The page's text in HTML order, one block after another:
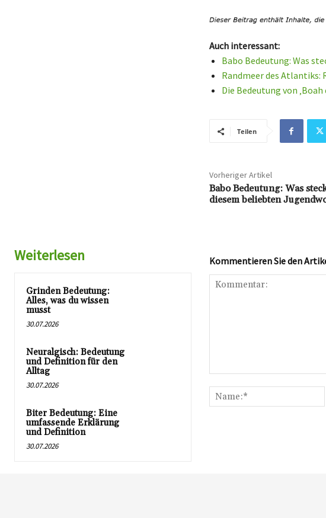
Auch interessant:
Babo Bedeutung: Was
Randmeer des Atlantiks:
Die Bedeutung von
Teilen
Vorheriger Artikel
Babo Bedeutung: Was
diesem beliebten
Weiterlesen
Grinden Bedeutung:
Alles, was du wissen
musst
30.07.2026
Neuralgisch: Bedeutung
und Definition für den
Alltag
30.07.2026
Biter Bedeutung: Eine
umfassende Erklärung
und Definition
30.07.2026
Kommentieren Sie den